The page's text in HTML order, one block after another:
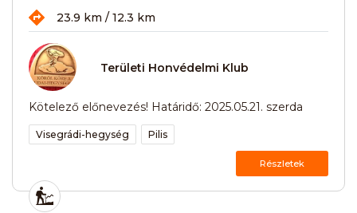
23.9 km / 12.3 km
Területi Honvédelmi Klub
Kötelező előnevezés! Határidő: 2025.05.21. szerda
Visegrádi-hegység Pilis
Részletek